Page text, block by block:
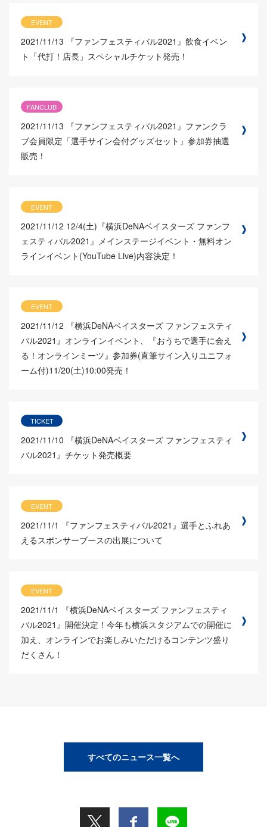
EVENT
2021/11/13
『ファンフェスティバル2021』飲食イベン
ト「代打！店長」スペシャルチケット発売！
FANCLUB
2021/11/13
『ファンフェスティバル2021』ファンクラ
ブ会員限定「選手サイン会付グッズセット」参加券抽選
販売！
EVENT
2021/11/12 12/4(土)『横浜DeNAベイスターズ ファンフ
ェスティバル2021』メインステージイベント・無料オン
ラインイベント(YouTube Live)内容決定！
EVENT
2021/11/12
『横浜DeNAベイスターズ ファンフェスティ
バル2021』オンラインイベント、『おうちで選手に会え
る！オンラインミーツ』参加券(直筆サイン入りユニフォ
ーム付)11/20(土)10:00発売！
TICKET
2021/11/10
『横浜DeNAベイスターズ ファンフェスティ
バル2021』チケット発売概要
EVENT
2021/11/1
『ファンフェスティバル2021』選手とふれあ
えるスポンサーブースの出展について
EVENT
2021/11/1
『横浜DeNAベイスターズ ファンフェスティ
バル2021』開催決定！今年も横浜スタジアムでの開催に
加え、オンラインでお楽しみいただけるコンテンツ盛り
だくさん！
すべてのニュース一覧へ